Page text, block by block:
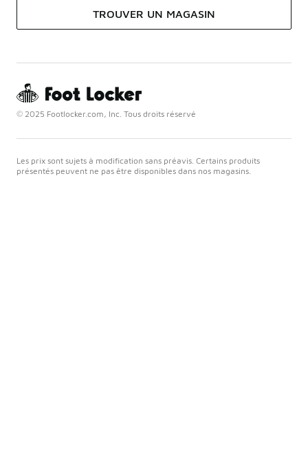
TROUVER UN MAGASIN
© 2025 Footlocker.com, Inc. Tous droits réservé
Les prix sont sujets à modification sans préavis. Certains produits
présentés peuvent ne pas être disponibles dans nos magasins.